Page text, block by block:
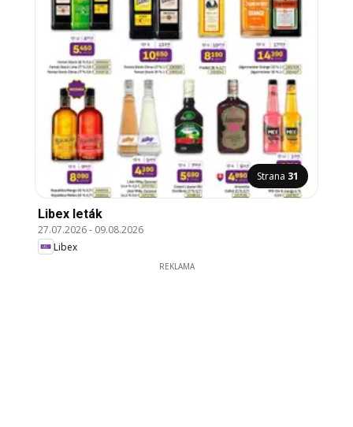
Strana 31
Libex leták
27.07.2026- 09.08.2026
Libex
REKLAMA